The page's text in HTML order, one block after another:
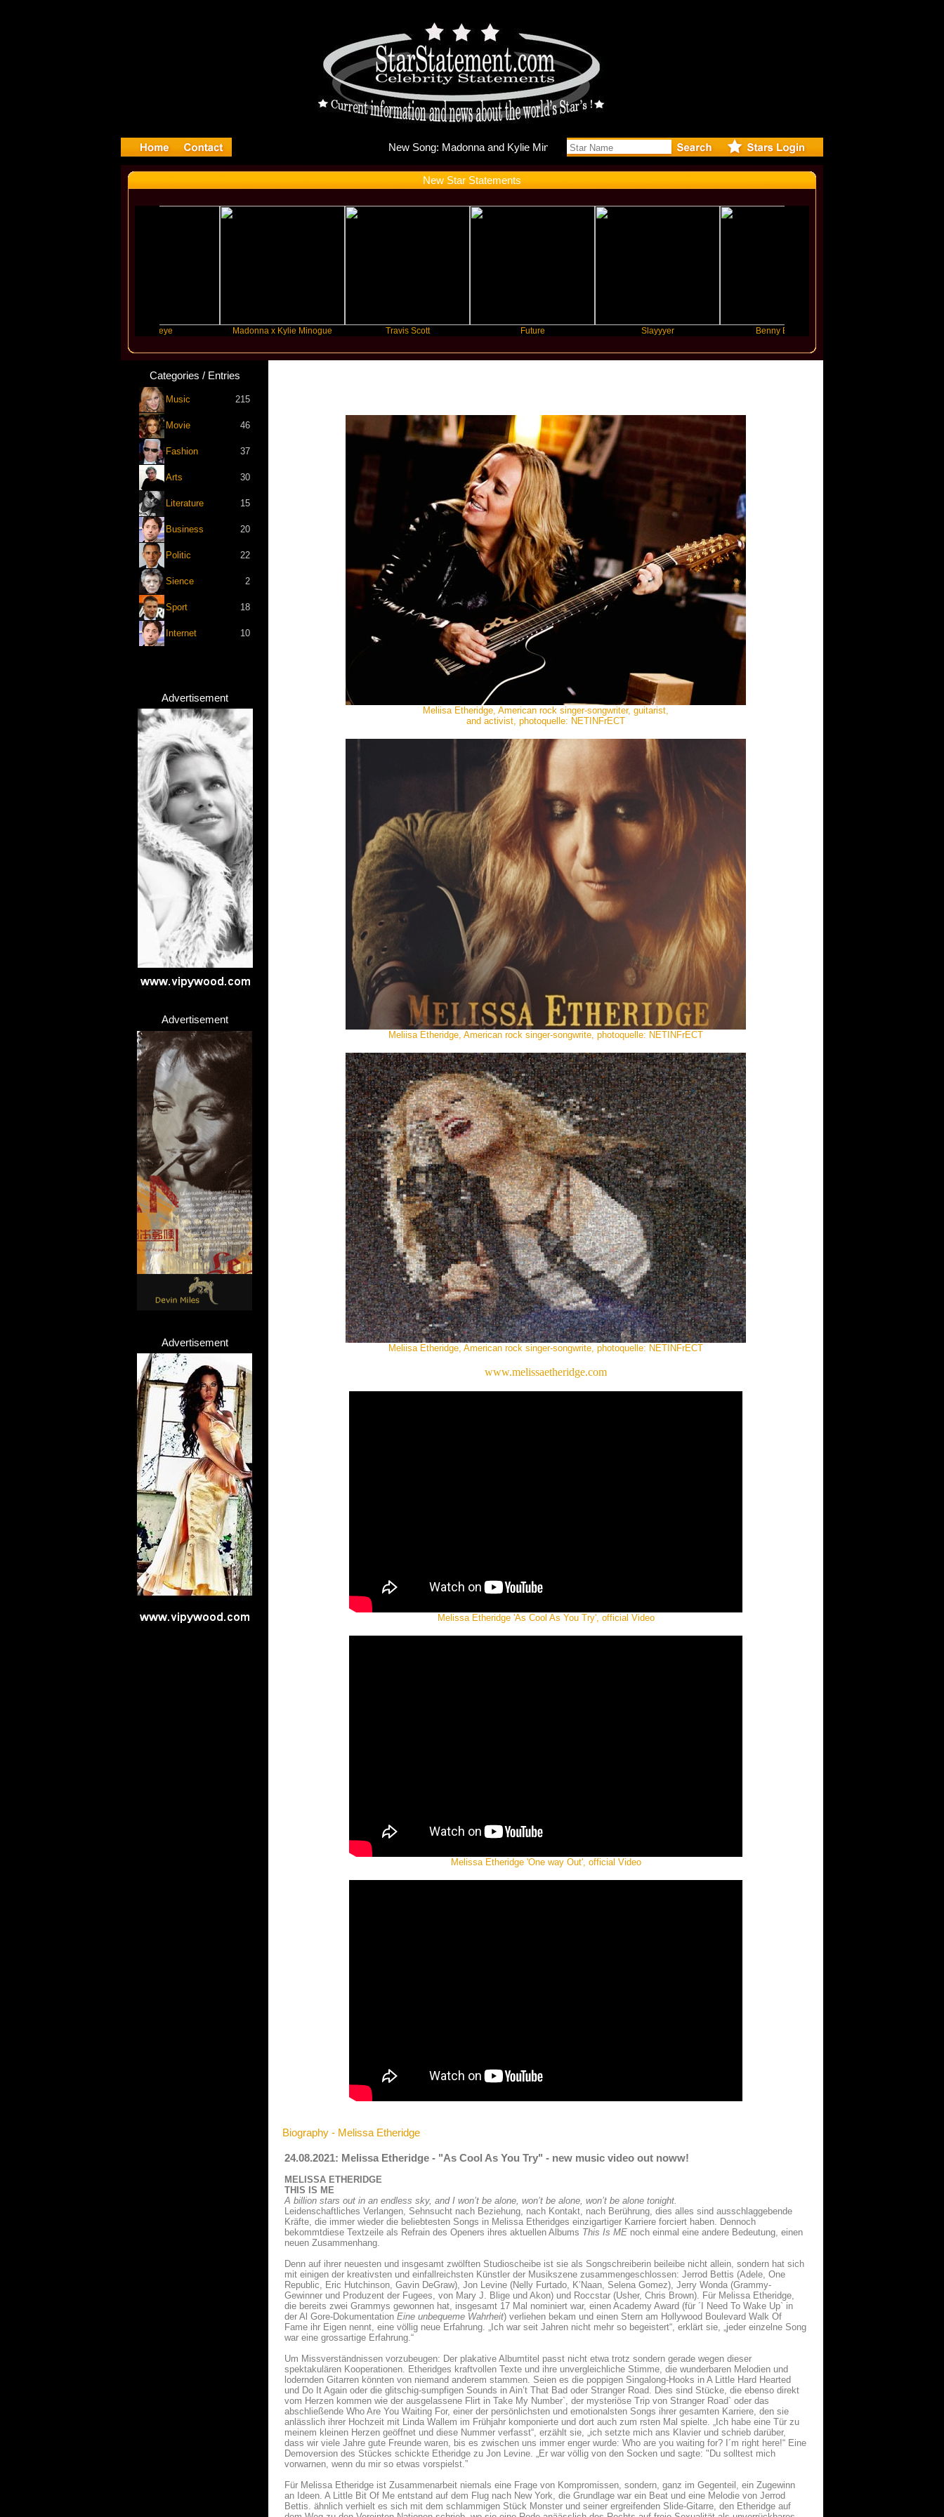
New Song:
New Star Statements
Madonna x Kylie Minogue Travis Scott Benny Blanco
Categories / Entries
Music 215
Movie 46
Fashion 37
Arts 30
Literature 15
Business 20
Politic 22
Sience 2
Sport 18
Internet 10
Advertisement
Advertisement
Advertisement
Meliisa Etheridge, American rock singer-songwriter, guitarist,
and activist, photoquelle: NETINFrECT
Meliisa Etheridge, American rock singer-songwrite, photoquelle: NETINFrECT
Meliisa Etheridge, American rock singer-songwrite, photoquelle: NETINFrECT
www.melissaetheridge.com
Melissa Etheridge 'As Cool As You Try', official Video
Melissa Etheridge 'One way Out', official Video
Biography - Melissa Etheridge
24.08.2021: Melissa Etheridge - "As Cool As You Try" - new music video out noww!
MELISSA ETHERIDGE
THIS IS ME
A billion stars out in an endless sky, and I won’t be alone, won’t be alone, won’t be alone tonight.
Leidenschaftliches Verlangen, Sehnsucht nach Beziehung, nach Kontakt, nach Berührung, dies alles sind ausschlaggebende
Kräfte, die immer wieder die beliebtesten Songs in Melissa Etheridges einzigartiger Karriere forciert haben. Dennoch
bekommtdiese Textzeile als Refrain des Openers ihres aktuellen Albums This Is ME noch einmal eine andere Bedeutung, einen
neuen Zusammenhang.
Denn auf ihrer neuesten und insgesamt zwölften Studioscheibe ist sie als Songschreiberin beileibe nicht allein, sondern hat sich
mit einigen der kreativsten und einfallreichsten Künstler der Musikszene zusammengeschlossen: Jerrod Bettis (Adele, One
Republic, Eric Hutchinson, Gavin DeGraw), Jon Levine (Nelly Furtado, K’Naan, Selena Gomez), Jerry Wonda (Grammy-
Gewinner und Produzent der Fugees, von Mary J. Blige und Akon) und Roccstar (Usher, Chris Brown). Für Melissa Etheridge,
die bereits zwei Grammys gewonnen hat, insgesamt 17 Mal nominiert war, einen Academy Award (für ´I Need To Wake Up` in
der Al Gore-Dokumentation Eine unbequeme Wahrheit) verliehen bekam und einen Stern am Hollywood Boulevard Walk Of
Fame ihr Eigen nennt, eine völlig neue Erfahrung. „Ich war seit Jahren nicht mehr so begeistert“, erklärt sie, „jeder einzelne Song
war eine grossartige Erfahrung.“
Um Missverständnissen vorzubeugen: Der plakative Albumtitel passt nicht etwa trotz sondern gerade wegen dieser
spektakulären Kooperationen. Etheridges kraftvollen Texte und ihre unvergleichliche Stimme, die wunderbaren Melodien und
lodernden Gitarren könnten von niemand anderem stammen. Seien es die poppigen Singalong-Hooks in A Little Hard Hearted
und Do It Again oder die glitschig-sumpfigen Sounds in Ain’t That Bad oder Stranger Road. Dies sind Stücke, die ebenso direkt
vom Herzen kommen wie der ausgelassene Flirt in Take My Number`, der mysteriöse Trip von Stranger Road` oder das
abschließende Who Are You Waiting For, einer der persönlichsten und emotionalsten Songs ihrer gesamten Karriere, den sie
anlässlich ihrer Hochzeit mit Linda Wallem im Frühjahr komponierte und dort auch zum rsten Mal spielte. „Ich habe eine Tür zu
meinem kleinen Herzen geöffnet und diese Nummer verfasst“, erzählt sie, „ich setzte mich ans Klavier und schrieb darüber,
dass wir viele Jahre gute Freunde waren, bis es zwischen uns immer enger wurde: Who are you waiting for? I´m right here!“ Eine
Demoversion des Stückes schickte Etheridge zu Jon Levine. „Er war völlig von den Socken und sagte: "Du solltest mich
vorwarnen, wenn du mir so etwas vorspielst.”
Für Melissa Etheridge ist Zusammenarbeit niemals eine Frage von Kompromissen, sondern, ganz im Gegenteil, ein Zugewinn
an Ideen. A Little Bit Of Me entstand auf dem Flug nach New York, die Grundlage war ein Beat und eine Melodie von Jerrod
Bettis. ähnlich verhielt es sich mit dem schlammigen Stück Monster und seiner ergreifenden Slide-Gitarre, den Etheridge auf